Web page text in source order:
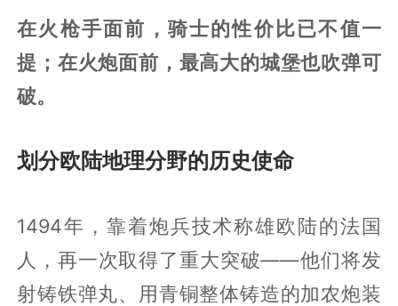
在火枪手面前，骑士的性价比已不值一
提；在火炮面前，最高大的城堡也吹弹可
破。
划分欧陆地理分野的历史使命
1494年，靠着炮兵技术称雄欧陆的法国
人，再一次取得了重大突破——他们将发
射铸铁弹丸、用青铜整体铸造的加农炮装